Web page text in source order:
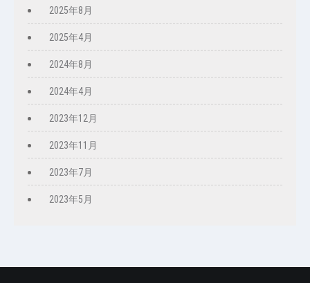
2025年8月
2025年4月
2024年8月
2024年4月
2023年12月
2023年11月
2023年7月
2023年5月